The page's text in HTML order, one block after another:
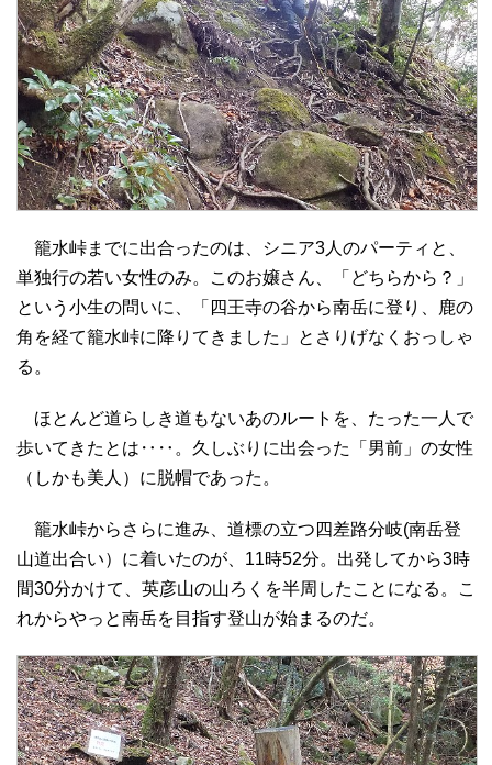
籠水峠までに出合ったのは、シニア3人のパーティと、
単独行の若い女性のみ。このお嬢さん、「どちらから？」
という小生の問いに、「四王寺の谷から南岳に登り、鹿の
角を経て籠水峠に降りてきました」とさりげなくおっしゃ
る。
ほとんど道らしき道もないあのルートを、たった一人で
歩いてきたとは‥‥。久しぶりに出会った「男前」の女性
（しかも美人）に脱帽であった。
籠水峠からさらに進み、道標の立つ四差路分岐(南岳登
山道出合い）に着いたのが、11時52分。出発してから3時
間30分かけて、英彦山の山ろくを半周したことになる。こ
れからやっと南岳を目指す登山が始まるのだ。